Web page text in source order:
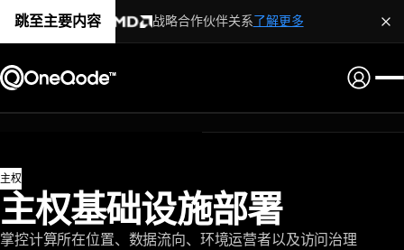
跳至主要内容 战略合作伙伴关系了解更多
主权
主权基础设施部署
掌控计算所在位置、数据流向、环境运营者以及访问治理